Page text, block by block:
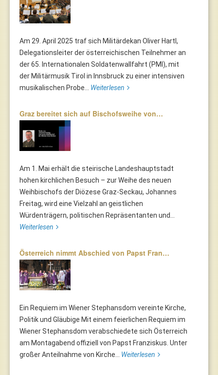
Am 29. April 2025 traf sich Militärdekan Oliver Hartl,
Delegationsleiter der österreichischen Teilnehmer an
der 65. Internationalen Soldatenwallfahrt (PMI), mit
der Militärmusik Tirol in Innsbruck zu einer intensiven
musikalischen Probe... Weiterlesen
Graz bereitet sich auf Bischofsweihe von…
Am 1. Mai erhält die steirische Landeshauptstadt
hohen kirchlichen Besuch – zur Weihe des neuen
Weihbischofs der Diözese Graz-Seckau, Johannes
Freitag, wird eine Vielzahl an geistlichen
Würdenträgern, politischen Repräsentanten und...
Weiterlesen
Österreich nimmt Abschied von Papst Fran…
Ein Requiem im Wiener Stephansdom vereinte Kirche,
Politik und Gläubige Mit einem feierlichen Requiem im
Wiener Stephansdom verabschiedete sich Österreich
am Montagabend offiziell von Papst Franziskus. Unter
großer Anteilnahme von Kirche... Weiterlesen